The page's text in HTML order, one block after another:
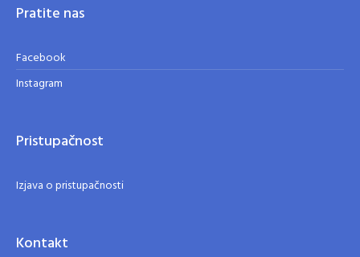
Pratite nas
Facebook
Instagram
Pristupačnost
Izjava o pristupačnosti
Kontakt